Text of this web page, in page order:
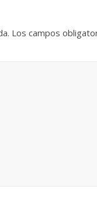
Los campos